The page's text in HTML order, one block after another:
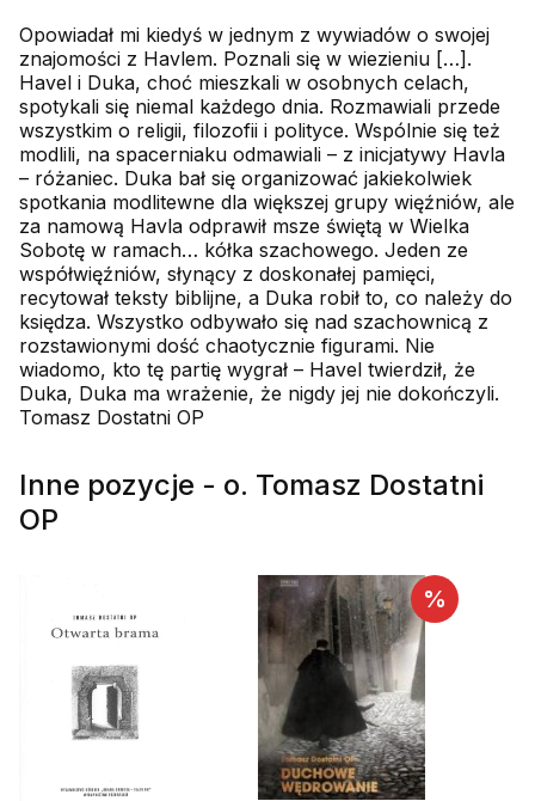
Opowiadał mi kiedyś w jednym z wywiadów o swojej
znajomości z Havlem. Poznali się w wiezieniu […].
Havel i Duka, choć mieszkali w osobnych celach,
spotykali się niemal każdego dnia. Rozmawiali przede
wszystkim o religii, filozofii i polityce. Wspólnie się też
modlili, na spacerniaku odmawiali – z inicjatywy Havla
– różaniec. Duka bał się organizować jakiekolwiek
spotkania modlitewne dla większej grupy więźniów, ale
za namową Havla odprawił msze świętą w Wielka
Sobotę w ramach… kółka szachowego. Jeden ze
współwięźniów, słynący z doskonałej pamięci,
recytował teksty biblijne, a Duka robił to, co należy do
księdza. Wszystko odbywało się nad szachownicą z
rozstawionymi dość chaotycznie figurami. Nie
wiadomo, kto tę partię wygrał – Havel twierdził, że
Duka, Duka ma wrażenie, że nigdy jej nie dokończyli.
Tomasz Dostatni OP
Inne pozycje - o. Tomasz Dostatni
OP
%